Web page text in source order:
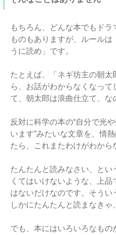
もちろん、どんな本でもド
ものもありますが、ルール
うに読め」です。
たとえば、「ネギ坊主の朝
ら、お話がわからなくなっ
て、朝太郎は浪曲仕立て、な
反対に科学の本の“自分で光
います”みたいな文章を、情
たら、これまたわけがわから
たんたんと読みなさい、と
くてはいけないような、上
はないだけなのです。そうい
しかにたんたんと読まなきゃ
でも、本にはいろいろなもの